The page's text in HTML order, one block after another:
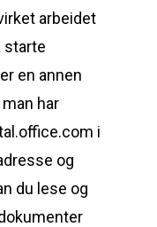
arbeidet
starte
en annen
har
i
og
du lese og